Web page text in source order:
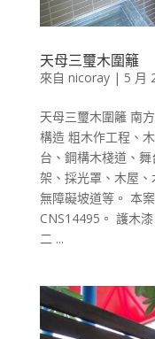
天母三璽木圍籬
來自 nicoray| 5 月
天母三璽木圍籬 南
構造 粗木作工程、
台、鋼構木棧道、
架、採光罩、木屋
無障礙坡道等。 本
CNS14495。 護木
二 ...